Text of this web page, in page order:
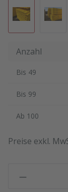
Anzahl
Bis 49
Bis 99
Ab 100
Preise exkl.